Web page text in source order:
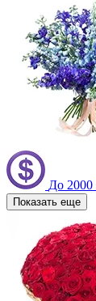
До 2000
Показать еще